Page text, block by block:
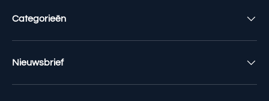
Categorieën
Nieuwsbrief